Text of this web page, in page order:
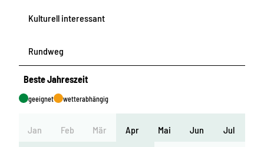
Kulturell interessant
Rundweg
Beste Jahreszeit
geeignet wetterabhängig
Jan Feb Mär Apr Mai Jun Jul